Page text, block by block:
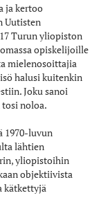
ja kertoo
Uutisten
Turun yliopiston
opiskelijoille
mielenosoittajia
halusi kuitenkin
Joku sanoi
noloa.
1970-luvun
lähtien
yliopistoihin
objektiivista
kätkettyjä